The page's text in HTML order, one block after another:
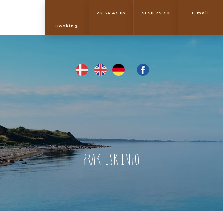
​Booking
22 54 43 87 51 58 79 30 E-mail
PRAKTISK INFO